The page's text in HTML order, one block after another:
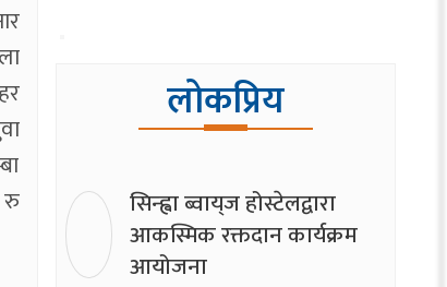
रु
लोकप्रिय
सिन्ह्वा ब्वाय्‌ज होस्टेलद्वारा
आकस्मिक रक्तदान कार्यक्रम
आयोजना